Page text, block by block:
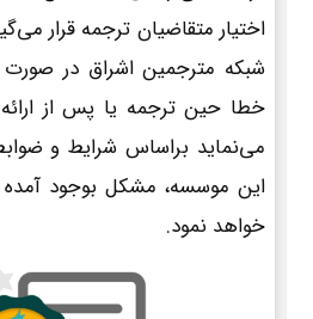
اختیار متقاضیان ترجمه قرار
شبکه مترجمین اشراق در صورت
خطا حین ترجمه یا پس از
می‌نماید براساس شرایط و
این موسسه، مشکل بوجود آمده
خواهد نمود.